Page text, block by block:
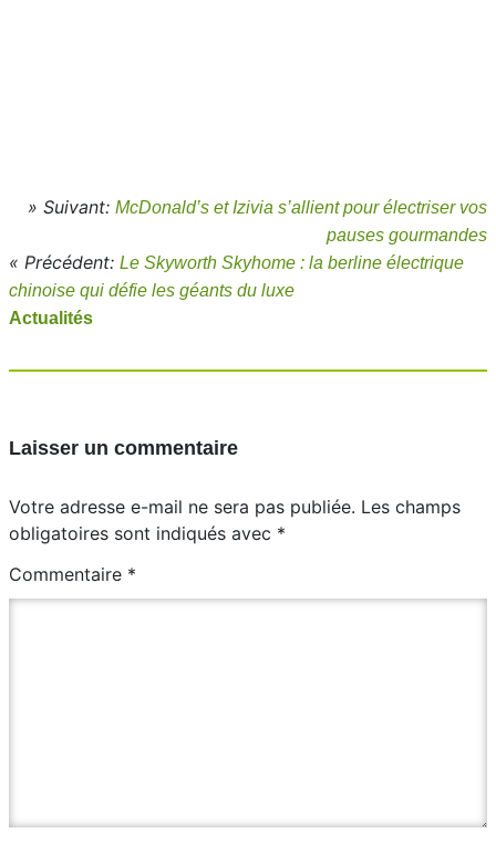
» Suivant: McDonald’s et Izivia s’allient pour électriser vos
pauses gourmandes
« Précédent: Le Skyworth Skyhome : la berline électrique
chinoise qui défie les géants du luxe
Actualités
Laisser un commentaire
Votre adresse e-mail ne sera pas publiée. Les champs
obligatoires sont indiqués avec *
Commentaire *